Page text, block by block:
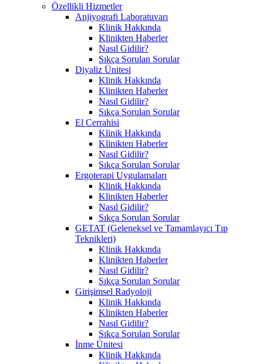
Özellikli Hizmetler
Anjiyografi Laboratuvarı
Klinik Hakkında
Klinikten Haberler
Nasıl Gidilir?
Sıkça Sorulan Sorular
Diyaliz Ünitesi
Klinik Hakkında
Klinikten Haberler
Nasıl Gidilir?
Sıkça Sorulan Sorular
El Cerrahisi
Klinik Hakkında
Klinikten Haberler
Nasıl Gidilir?
Sıkça Sorulan Sorular
Ergoterapi Uygulamaları
Klinik Hakkında
Klinikten Haberler
Nasıl Gidilir?
Sıkça Sorulan Sorular
GETAT (Geleneksel ve Tamamlayıcı Tıp
Teknikleri)
Klinik Hakkında
Klinikten Haberler
Nasıl Gidilir?
Sıkça Sorulan Sorular
Girişimsel Radyoloji
Klinik Hakkında
Klinikten Haberler
Nasıl Gidilir?
Sıkça Sorulan Sorular
İnme Ünitesi
Klinik Hakkında